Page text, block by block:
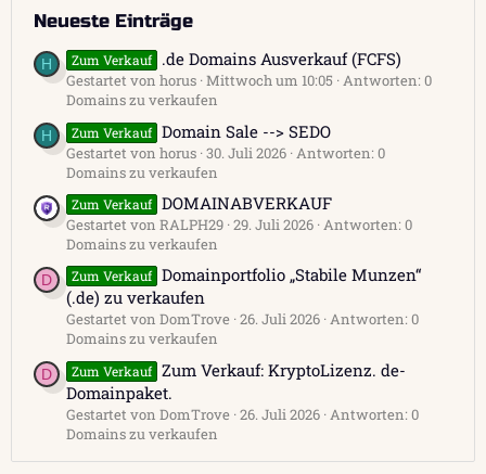
Neueste Einträge
H Zum Verkauf .de Domains Ausverkauf (FCFS)
Gestartet von horus Mittwoch um 10:05 Antworten: 0
Domains zu verkaufen
H Zum Verkauf Domain Sale --> SEDO
Gestartet von horus 30. Juli 2026 Antworten: 0
Domains zu verkaufen
Zum Verkauf DOMAINABVERKAUF
Gestartet von RALPH29 29. Juli 2026 Antworten: 0
Domains zu verkaufen
D Zum Verkauf Domainportfolio „Stabile Munzen“
(.de) zu verkaufen
Gestartet von DomTrove 26. Juli 2026 Antworten: 0
Domains zu verkaufen
D Zum Verkauf Zum Verkauf: KryptoLizenz. de-
Domainpaket.
Gestartet von DomTrove 26. Juli 2026 Antworten: 0
Domains zu verkaufen